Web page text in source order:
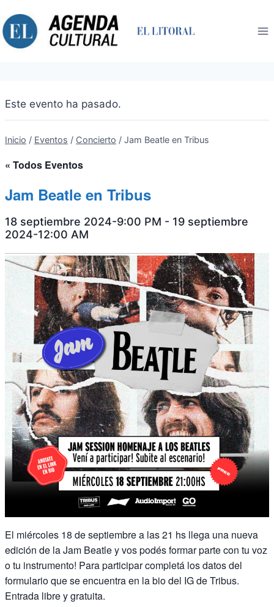
al
contenido
Este evento ha pasado.
Inicio / Eventos / Concierto / Jam Beatle en Tribus
« Todos Eventos
Jam Beatle en Tribus
18 septiembre 2024-9:00 PM - 19 septiembre
2024-12:00 AM
El miércoles 18 de septiembre a las 21 hs llega una nueva
edición de la Jam Beatle y vos podés formar parte con tu voz
o tu instrumento! Para participar completá los datos del
formulario que se encuentra en la bio del IG de Tribus.
Entrada libre y gratuita.